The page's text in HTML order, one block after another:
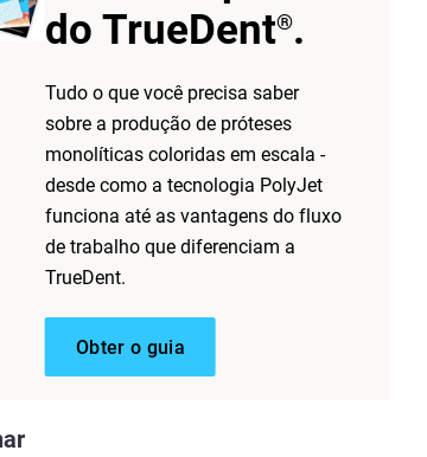
do TrueDent®.
Tudo o que você precisa saber
sobre a produção de próteses
monolíticas coloridas em escala -
desde como a tecnologia PolyJet
funciona até as vantagens do fluxo
de trabalho que diferenciam a
TrueDent.
Obter o guia
eficiente e
de suporte. Ao
removidas
de
as